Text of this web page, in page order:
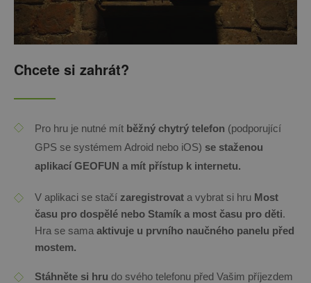
Chcete si zahrát?
Pro hru je nutné mít běžný chytrý telefon (podporující
GPS se systémem Adroid nebo iOS) se staženou
aplikací GEOFUN a mít přístup k internetu.
V aplikaci se stačí zaregistrovat a vybrat si hru Most
času pro dospělé nebo Stamík a most času pro děti.
Hra se sama aktivuje u prvního naučného panelu před
mostem.
Stáhněte si hru do svého telefonu před Vašim příjezdem